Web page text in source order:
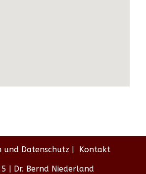
und Datenschutz Kontakt
| Dr. Bernd Niederland